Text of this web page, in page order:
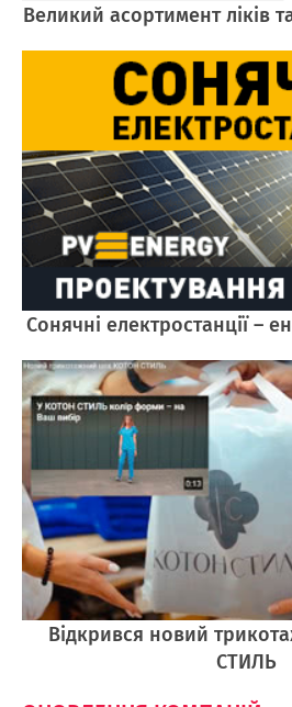
Великий асортимент ліків
Cонячні електростанції –
Відкрився новий
СТИЛЬ